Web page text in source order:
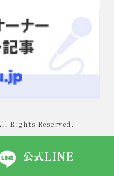
Rights Reserved.
公式LINE